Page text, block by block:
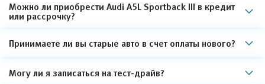
Можно ли приобрести Audi A5L Sportback III в кредит
или рассрочку?
Принимаете ли вы старые авто в счет оплаты нового?
Могу ли я записаться на тест-драйв?